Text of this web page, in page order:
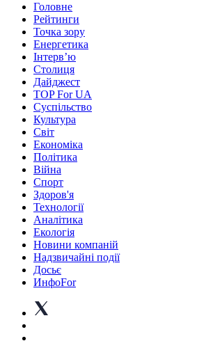
Головне
Рейтинги
Точка зору
Енергетика
Інтерв’ю
Столиця
Дайджест
TOP For UA
Суспiльство
Культура
Світ
Економіка
Політика
Війна
Спорт
Здоров'я
Технології
Аналітика
Екологія
Новини компаній
Надзвичайні події
Досьє
ИнфоFor